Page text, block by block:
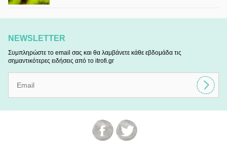
NEWSLETTER
Συμπληρώστε το email σας και θα λαμβάνετε κάθε εβδομάδα τις
σημαντικότερες ειδήσεις από το itrofi.gr